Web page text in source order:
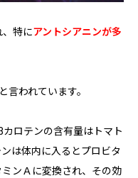
、特にアントシアニンが多
と言われています。
ロテンの含有量はトマト
は体内に入るとプロビタ
ンＡに変換され、その効